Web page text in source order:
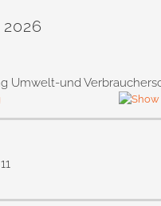
Umwelt-und